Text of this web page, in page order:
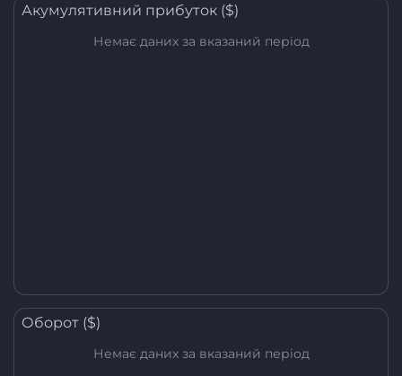
Акумулятивний прибуток ($)
Немає даних за вказаний період
Оборот ($)
Немає даних за вказаний період